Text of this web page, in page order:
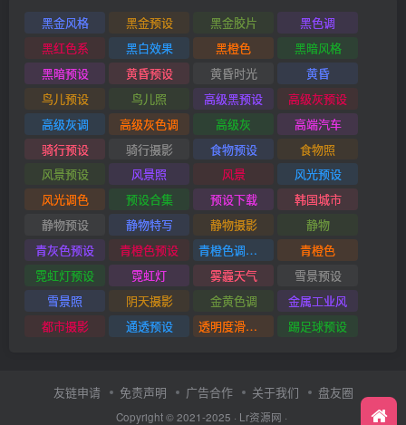
黑金风格 黑金预设 黑金胶片
黑色调
黑红色系
黑白效果 黑橙色
黑暗风格
黑暗预设
黄昏预设 黄昏时光
黄昏
鸟儿预设
鸟儿照 高级黑预设
高级灰预设
高级灰调
高级灰色调 高级灰
高端汽车
骑行预设
骑行摄影 食物预设
食物照
风景预设
风景照 风景
风光预设
风光调色
预设合集 预设下载
韩国城市
静物预设
静物特写 静物摄影
静物
青灰色预设
青橙色预设 青橙色调预设
青橙色
霓虹灯预设
霓虹灯 雾霾天气
雪景预设
雪景照
阴天摄影 金黄色调
金属工业风
都市摄影
通透预设 透明度滑块插件 踢足球预设
友链申请 免责声明 广告合作 关于我们 盘友圈
Copyright © 2021-2025 · Lr资源网 ·